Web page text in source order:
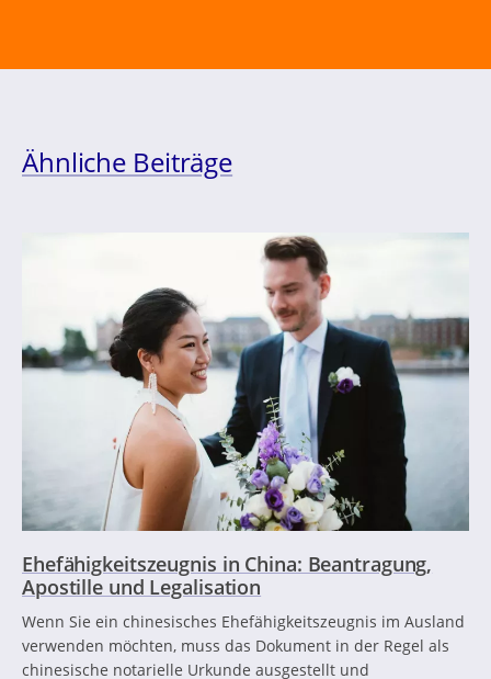
Ähnliche Beiträge
Ehefähigkeitszeugnis in China: Beantragung,
Apostille und Legalisation
Wenn Sie ein chinesisches Ehefähigkeitszeugnis im Ausland
verwenden möchten, muss das Dokument in der Regel als
chinesische notarielle Urkunde ausgestellt und